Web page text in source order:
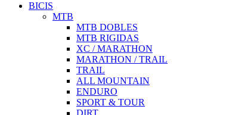
BICIS
MTB
MTB DOBLES
MTB RIGIDAS
XC / MARATHON
MARATHON / TRAIL
TRAIL
ALL MOUNTAIN
ENDURO
SPORT & TOUR
DIRT